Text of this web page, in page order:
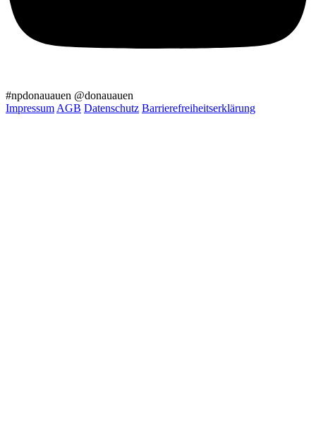
#npdonauauen @donauauen
Impressum AGB Datenschutz Barrierefreiheitserklärung